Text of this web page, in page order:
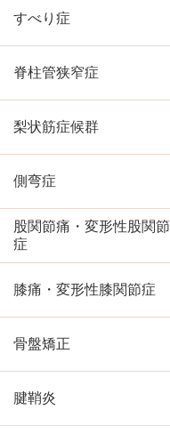
すべり症
脊柱管狭窄症
梨状筋症候群
側弯症
股関節痛・変形性股関節
症
膝痛・変形性膝関節症
骨盤矯正
腱鞘炎